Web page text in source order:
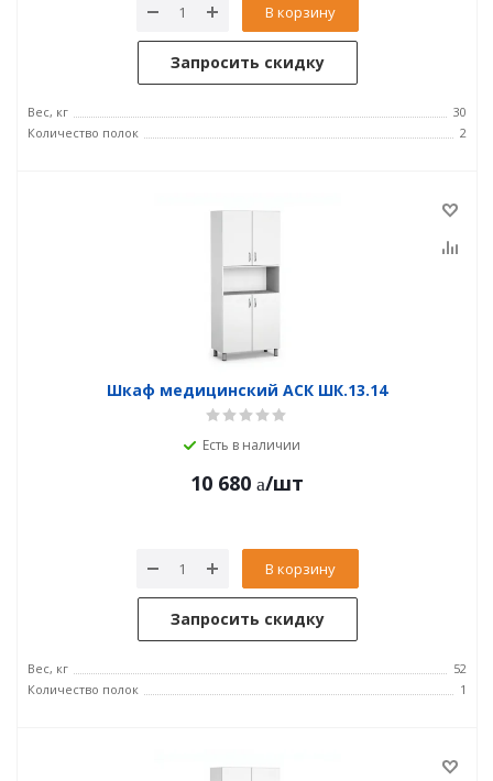
В корзину
Запросить скидку
Вес, кг
30
Количество полок
2
Шкаф медицинский АСК ШК.13.14
Есть в наличии
10 680 /шт
В корзину
Запросить скидку
Вес, кг
52
Количество полок
1